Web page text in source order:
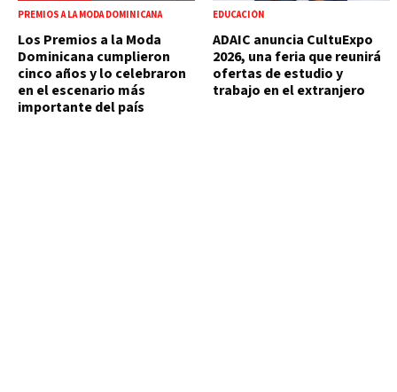
PREMIOS A LA MODA DOMINICANA
Los Premios a la Moda
Dominicana cumplieron
cinco años y lo celebraron
en el escenario más
importante del país
EDUCACIÓN
ADAIC anuncia CultuExpo
2026, una feria que reunirá
ofertas de estudio y
trabajo en el extranjero